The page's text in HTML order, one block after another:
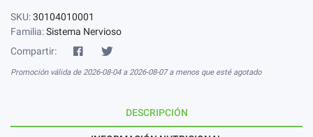
SKU:30104010001
Familia:Sistema Nervioso
Compartir:
Promoción válida de 2026-08-04 a 2026-08-07 a menos que esté agotado
DESCRIPCIÓN